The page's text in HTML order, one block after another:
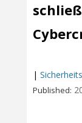
|
Published: